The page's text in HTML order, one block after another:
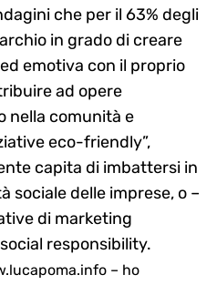
che per il 63% degli
in grado di creare
emotiva con il proprio
ad opere
nella comunità e
eco-friendly”,
capita di imbattersi in
sociale delle imprese, o –
di marketing
responsibility.
– ho